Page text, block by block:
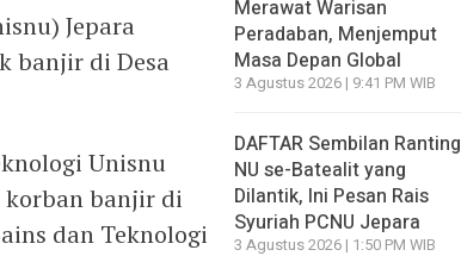
Jepara
banjir di Desa
Unisnu
banjir di
dan Teknologi
Merawat Warisan
Peradaban, Menjemput
Masa Depan Global
3 Agustus 2026 | 9:41 PM WIB
DAFTAR Sembilan Ranting
NU se-Batealit yang
Dilantik, Ini Pesan Rais
Syuriah PCNU Jepara
3 Agustus 2026 | 1:50 PM WIB